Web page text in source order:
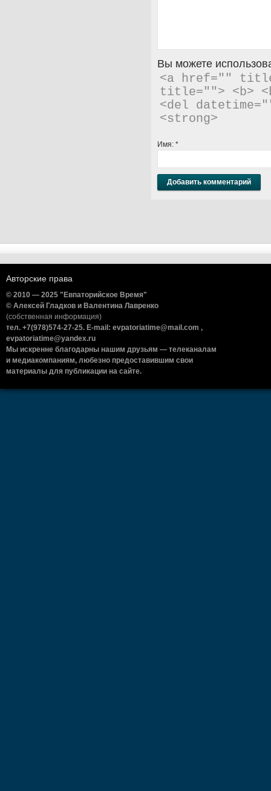
Вы можете
<a href=""
title=""> <b>
<del
<strong>
Имя: *
Авторские права
© 2010 — 2025 "Евпаторийское Время"
© Алексей Гладков и Валентина Лавренко
(собственная информация)
тел. +7(978)574-27-25. E-mail: evpatoriatime@mail.com ,
evpatoriatime@yandex.ru
Мы искренне благодарны нашим друзьям — телеканалам
и медиакомпаниям, любезно предоставившим свои
материалы для публикации на сайте.